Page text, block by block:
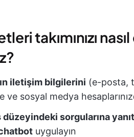
takımınızı
iletişim bilgilerini (e-posta,
sosyal medya
sorgularına
uygulayın